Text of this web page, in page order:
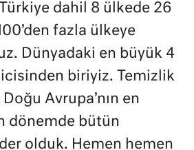
dahil 8 ülkede 26
fazla ülkeye
Dünyadaki en büyük 4
biriyiz. Temizlik
Doğu Avrupa’nın en
dönemde bütün
olduk. Hemen hemen